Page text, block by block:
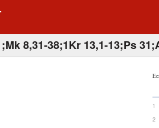
8,31-38;1Kr 13,1-13;Ps
1
2